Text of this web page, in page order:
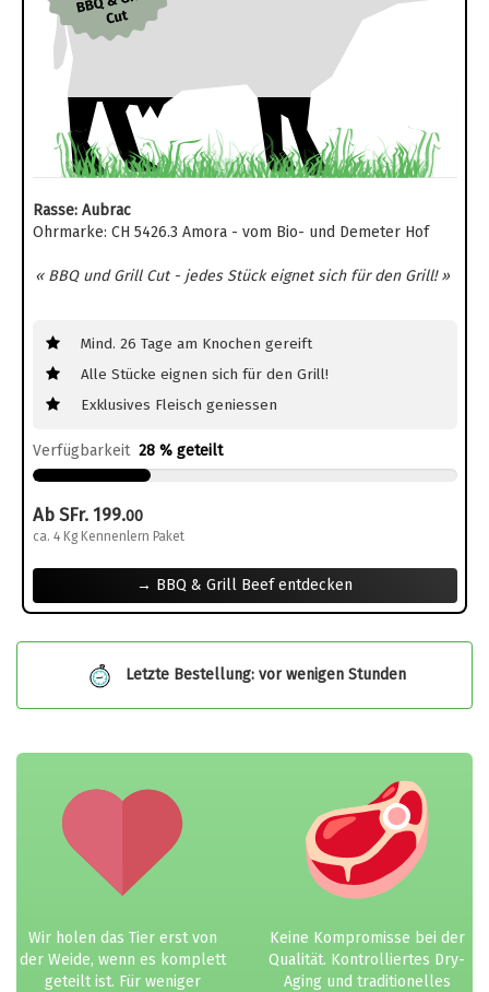
Rasse: Aubrac
Ohrmarke: CH 5426.3 Amora - vom Bio- und Demeter Hof
« BBQ und Grill Cut - jedes Stück eignet sich für den Grill! »
Mind. 26 Tage am Knochen gereift
Alle Stücke eignen sich für den Grill!
Exklusives Fleisch geniessen
Verfügbarkeit 28 % geteilt
Ab SFr. 199.00
ca. 4 Kg Kennenlern Paket
→ BBQ & Grill Beef entdecken
Letzte Bestellung: vor wenigen Stunden
Wir holen das Tier erst von
der Weide, wenn es komplett
geteilt ist. Für weniger
Keine Kompromisse bei der
Qualität. Kontrolliertes Dry-
Aging und traditionelles